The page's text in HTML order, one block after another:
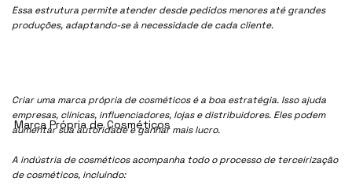
Essa estrutura permite atender desde pedidos menores até grandes
produções, adaptando-se à necessidade de cada cliente.
Criar uma marca própria de cosméticos é a boa estratégia. Isso ajuda
empresas, clínicas, influenciadores, lojas e distribuidores. Eles podem
aumentar sua autoridade e ganhar mais lucro.
A indústria de cosméticos acompanha todo o processo de terceirização
de cosméticos, incluindo:
Marca Própria de Cosméticos